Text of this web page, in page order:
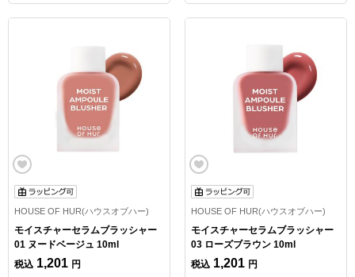
HOUSE OF HUR(ハウスオブハー)
モイスチャーセラムブラッシャー
01 ヌードベージュ 10ml
税込 1,201 円
HOUSE OF HUR(ハウスオブハー)
モイスチャーセラムブラッシャー
03 ローズブラウン 10ml
税込 1,201 円